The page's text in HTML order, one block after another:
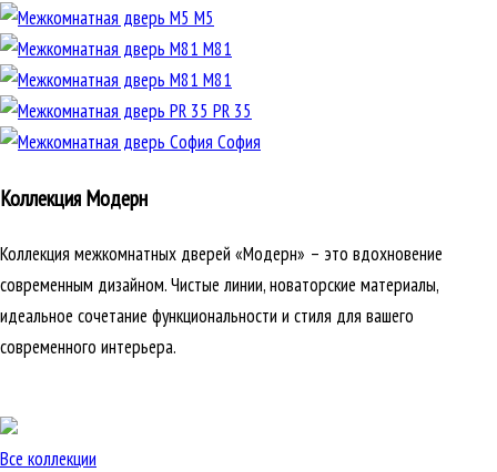
М5
М81
М81
PR 35
София
Коллекция Модерн
Коллекция межкомнатных дверей «Модерн» – это вдохновение
современным дизайном. Чистые линии, новаторские материалы,
идеальное сочетание функциональности и стиля для вашего
современного интерьера.
Все коллекции